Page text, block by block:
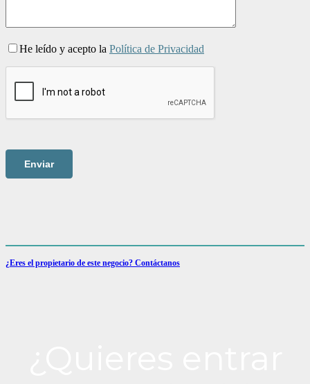
He leído y acepto la Política de Privacidad
¿Eres el propietario de este negocio? Contáctanos